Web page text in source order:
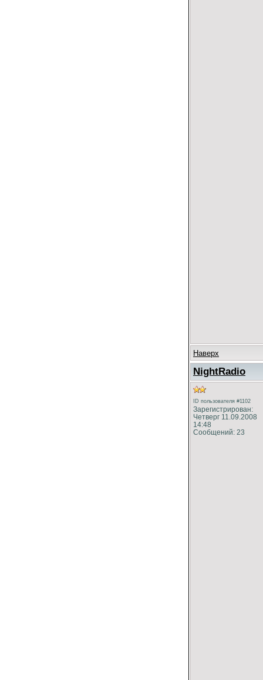
Наверх
NightRadio
ID пользователя #1102
Зарегистрирован:
Четверг 11.09.2008
14:48
Сообщений: 23